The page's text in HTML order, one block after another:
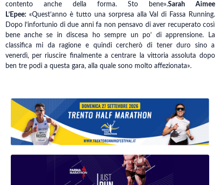
contento anche della forma. Sto bene».Sarah Aimee
L’Epee: «Quest’anno è tutto una sorpresa alla Val di Fassa Running.
Dopo l’infortunio di due anni fa non pensavo di aver recuperato così
bene anche se in discesa ho sempre un po’ di apprensione. La
classifica mi da ragione e quindi cercherò di tener duro sino a
venerdì, per riuscire finalmente a centrare la vittoria assoluta dopo
ben tre podi a questa gara, alla quale sono molto affezionata».